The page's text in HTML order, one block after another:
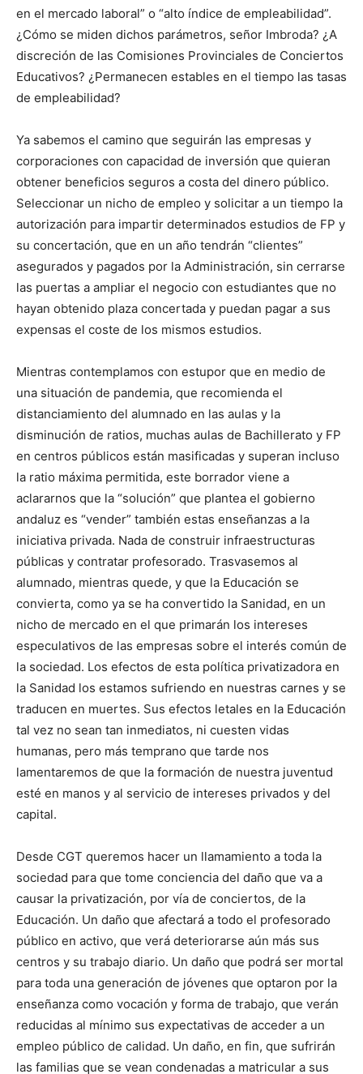
en el mercado laboral” o “alto índice de empleabilidad”.
¿Cómo se miden dichos parámetros, señor Imbroda? ¿A
discreción de las Comisiones Provinciales de Conciertos
Educativos? ¿Permanecen estables en el tiempo las tasas
de empleabilidad?
Ya sabemos el camino que seguirán las empresas y
corporaciones con capacidad de inversión que quieran
obtener beneficios seguros a costa del dinero público.
Seleccionar un nicho de empleo y solicitar a un tiempo la
autorización para impartir determinados estudios de FP y
su concertación, que en un año tendrán “clientes”
asegurados y pagados por la Administración, sin cerrarse
las puertas a ampliar el negocio con estudiantes que no
hayan obtenido plaza concertada y puedan pagar a sus
expensas el coste de los mismos estudios.
Mientras contemplamos con estupor que en medio de
una situación de pandemia, que recomienda el
distanciamiento del alumnado en las aulas y la
disminución de ratios, muchas aulas de Bachillerato y FP
en centros públicos están masificadas y superan incluso
la ratio máxima permitida, este borrador viene a
aclararnos que la “solución” que plantea el gobierno
andaluz es “vender” también estas enseñanzas a la
iniciativa privada. Nada de construir infraestructuras
públicas y contratar profesorado. Trasvasemos al
alumnado, mientras quede, y que la Educación se
convierta, como ya se ha convertido la Sanidad, en un
nicho de mercado en el que primarán los intereses
especulativos de las empresas sobre el interés común de
la sociedad. Los efectos de esta política privatizadora en
la Sanidad los estamos sufriendo en nuestras carnes y se
traducen en muertes. Sus efectos letales en la Educación
tal vez no sean tan inmediatos, ni cuesten vidas
humanas, pero más temprano que tarde nos
lamentaremos de que la formación de nuestra juventud
esté en manos y al servicio de intereses privados y del
capital.
Desde CGT queremos hacer un llamamiento a toda la
sociedad para que tome conciencia del daño que va a
causar la privatización, por vía de conciertos, de la
Educación. Un daño que afectará a todo el profesorado
público en activo, que verá deteriorarse aún más sus
centros y su trabajo diario. Un daño que podrá ser mortal
para toda una generación de jóvenes que optaron por la
enseñanza como vocación y forma de trabajo, que verán
reducidas al mínimo sus expectativas de acceder a un
empleo público de calidad. Un daño, en fin, que sufrirán
las familias que se vean condenadas a matricular a sus